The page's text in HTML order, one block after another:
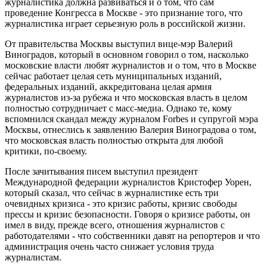
проведение Конгресса в Москве - это признание того, что
журналистика играет серьезную роль в российской жизни.
От правительства Москвы выступил вице-мэр Валерий
Виноградов, который в основном говорил о том, насколько
московские власти любят журналистов и о том, что в Москве
сейчас работает целая сеть муниципальных изданий,
федеральных изданий, аккредитована целая армия
журналистов из-за рубежа и что московская власть в целом
полностью сотрудничает с масс-медиа. Однако те, кому
вспомнился скандал между журналом Forbes и супругой мэра
Москвы, отнеслись к заявлению Валерия Виноградова о том,
что московская власть полностью открыта для любой
критики, по-своему.
После зачитывания писем выступил президент
Международной федерации журналистов Кристофер Уорен,
который сказал, что сейчас в журналистике есть три
очевидных кризиса - это кризис работы, кризис свободы
прессы и кризис безопасности. Говоря о кризисе работы, он
имел в виду, прежде всего, отношения журналистов с
работодателями - что собственники давят на репортеров и что
администрация очень часто снижает условия труда
журналистам.